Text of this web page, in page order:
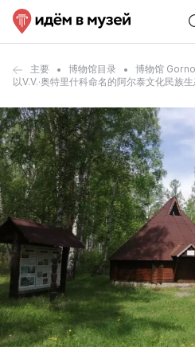
主要 博物馆目录
博物馆
以V.V.·奥特里什科命名的阿尔泰文化民族